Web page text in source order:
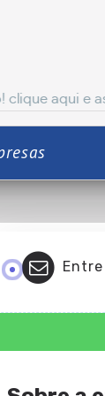
e associe-se